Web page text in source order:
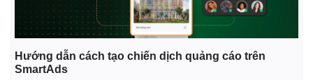
Hướng dẫn cách tạo chiến dịch quảng cáo trên
SmartAds